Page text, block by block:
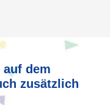
dem
zusätzlich